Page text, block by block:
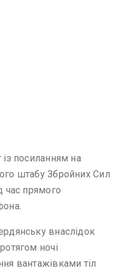
посиланням на
штабу Збройних Сил
час прямого
внаслідок
ночі
вантажівками тіл